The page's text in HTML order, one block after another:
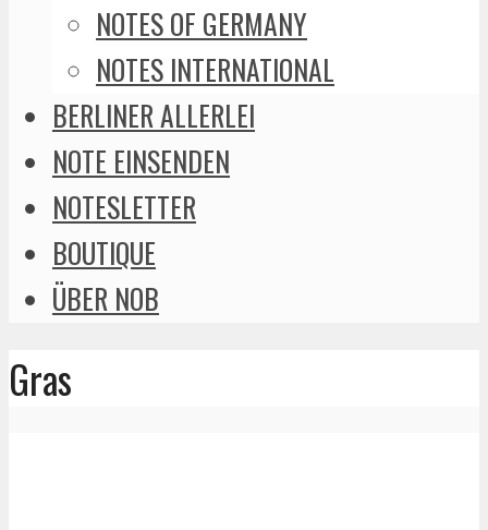
NOTES OF GERMANY
NOTES INTERNATIONAL
BERLINER ALLERLEI
NOTE EINSENDEN
NOTESLETTER
BOUTIQUE
ÜBER NOB
Gras